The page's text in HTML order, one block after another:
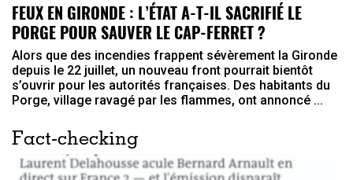
FEUX EN GIRONDE : L’ÉTAT A-T-IL SACRIFIÉ LE
PORGE POUR SAUVER LE CAP-FERRET ?
Alors que des incendies frappent sévèrement la Gironde
depuis le 22 juillet, un nouveau front pourrait bientôt
s’ouvrir pour les autorités françaises. Des habitants du
Porge, village ravagé par les flammes, ont annoncé ...
Fact-checking